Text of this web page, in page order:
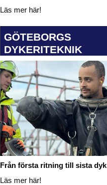
Läs mer här!
GÖTEBORGS
DYKERITEKNIK
Från första ritning till sista dyk
Läs mer här!